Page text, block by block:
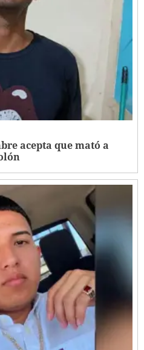
acepta que mató a